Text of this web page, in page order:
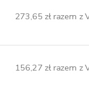
273,65 zł razem z
156,27 zł razem z